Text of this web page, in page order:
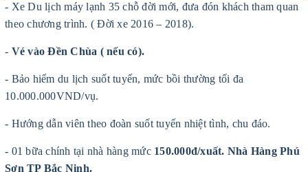
- Xe Du lịch máy lạnh 35 chỗ đời mới, đưa đón khách tham quan
theo chương trình. ( Đời xe 2016 – 2018).
- Vé vào Đền Chùa ( nếu có).
- Bảo hiểm du lịch suốt tuyến, mức bồi thường tối đa
10.000.000VND/vụ.
- Hướng dẫn viên theo đoàn suốt tuyến nhiệt tình, chu đáo.
- 01 bữa chính tại nhà hàng mức 150.000đ/xuất. Nhà Hàng Phú
Sơn TP Bắc Ninh.